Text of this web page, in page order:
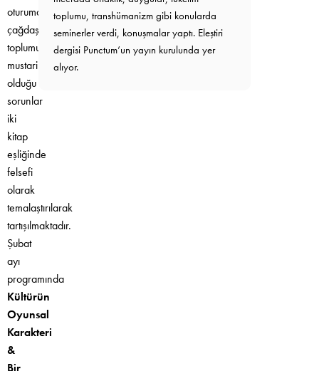
oturumda,
çağdaş
toplumun
mustarip
olduğu
sorunlar
iki
kitap
eşliğinde
felsefi
olarak
temalaştırılarak
tartışılmaktadır.
Şubat
ayı
programında
Kültürün
Oyunsal
Karakteri
&
Bir
toplumu, transhümanizm gibi konularda
seminerler verdi, konuşmalar yaptı. Eleştiri
dergisi Punctum’un yayın kurulunda yer
alıyor.